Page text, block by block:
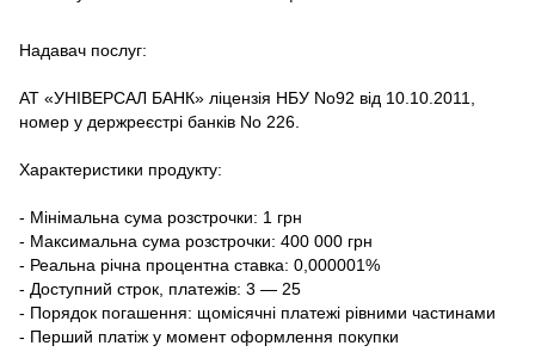
Надавач послуг:
АТ «УНІВЕРСАЛ БАНК» ліцензія НБУ No92 від 10.10.2011,
номер у держреєстрі банків No 226.
Характеристики продукту:
- Мінімальна сума розстрочки: 1 грн
- Максимальна сума розстрочки: 400 000 грн
- Реальна річна процентна ставка: 0,000001%
- Доступний строк, платежів: 3 — 25
- Порядок погашення: щомісячні платежі рівними частинами
- Перший платіж у момент оформлення покупки